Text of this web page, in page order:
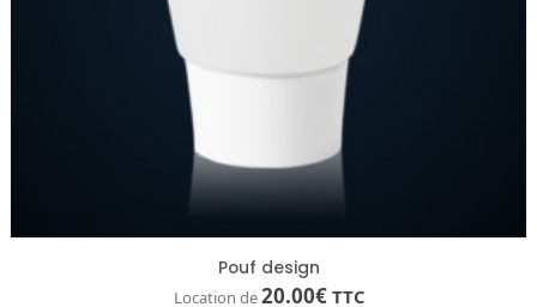
Pouf design
Location de20.00€ TTC